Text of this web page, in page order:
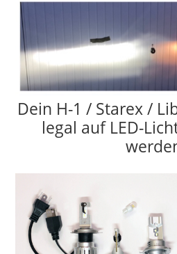
Dein H-1 / Starex /
legal auf LED-